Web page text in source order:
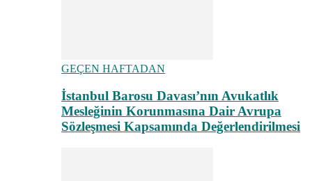
GEÇEN HAFTADAN
İstanbul Barosu Davası’nın Avukatlık
Mesleğinin Korunmasına Dair Avrupa
Sözleşmesi Kapsamında Değerlendirilmesi